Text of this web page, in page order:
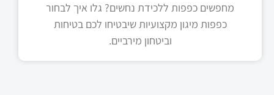
מחפשים כפפות ללכידת נחשים? גלו איך לבחור
כפפות מיגון מקצועיות שיבטיחו לכם בטיחות
וביטחון מירביים.